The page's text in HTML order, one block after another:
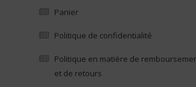
Panier
Politique de confidentialité
Politique en matière de
et de retours